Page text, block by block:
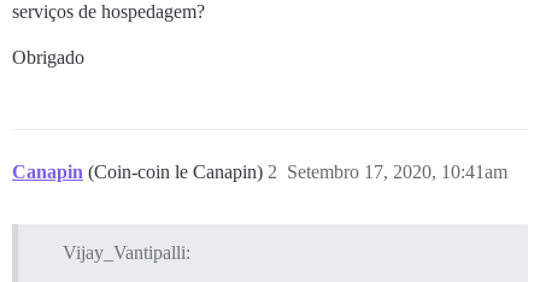
serviços de hospedagem?
Obrigado
Canapin (Coin-coin le Canapin) Setembro 17, 2020, 10:41am
2
Vijay_Vantipalli: